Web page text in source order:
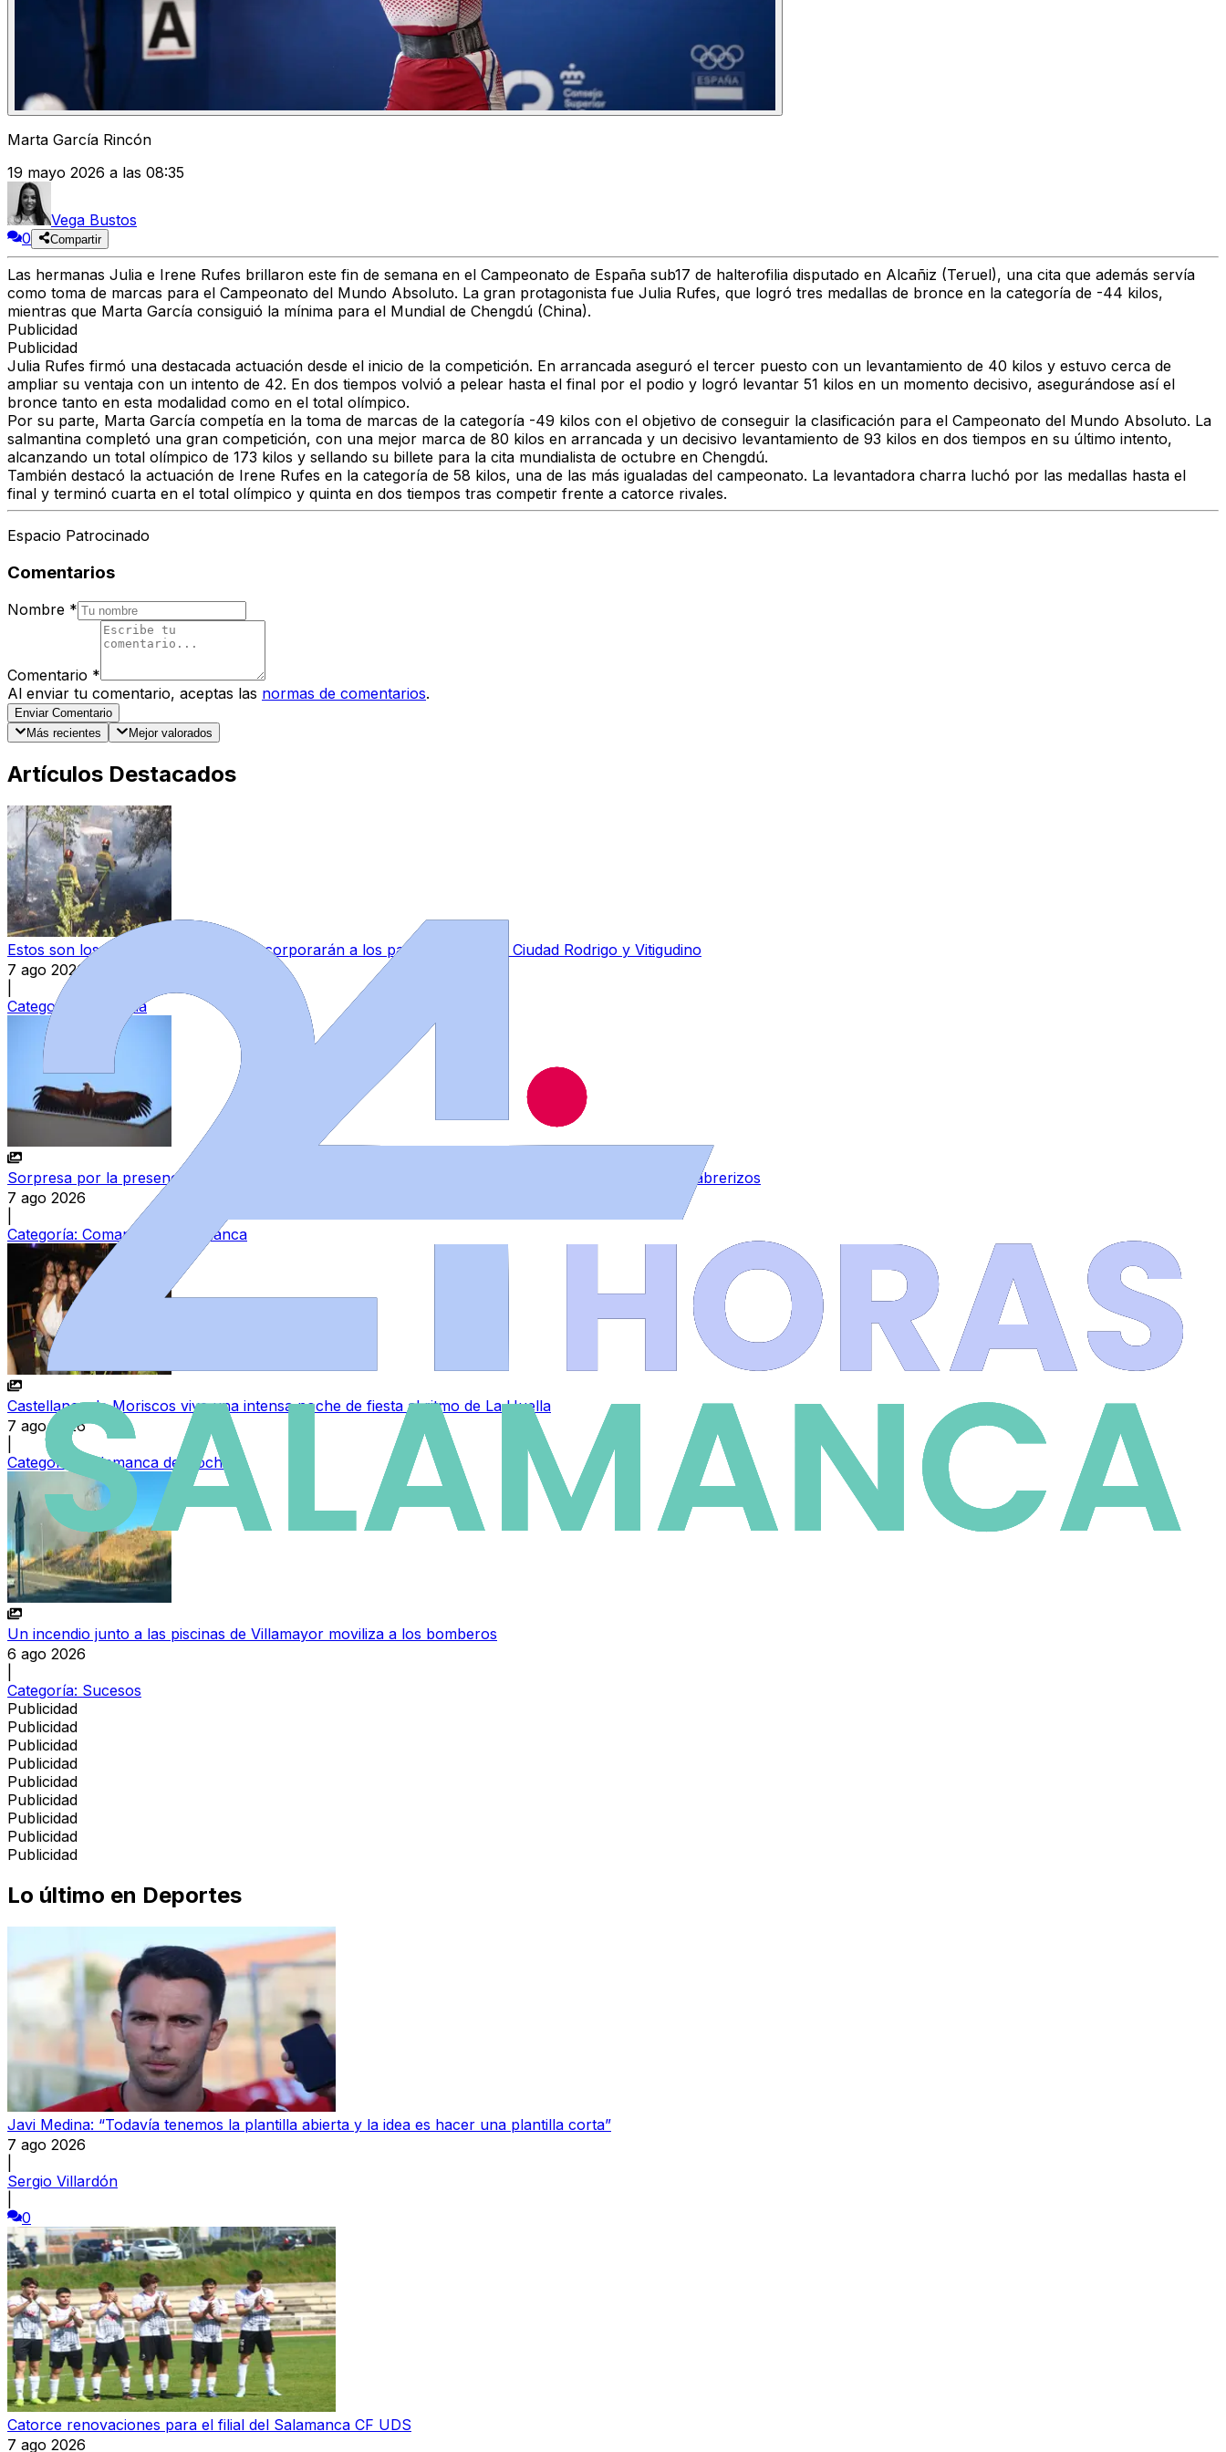
Marta García Rincón
19 mayo 2026 a las 08:35
Vega Bustos
0
Compartir
Las hermanas Julia e Irene Rufes brillaron este fin de semana en el Campeonato de España sub17 de halterofilia disputado en Alcañiz (Teruel), una cita que además servía
como toma de marcas para el Campeonato del Mundo Absoluto. La gran protagonista fue Julia Rufes, que logró tres medallas de bronce en la categoría de -44 kilos,
mientras que Marta García consiguió la mínima para el Mundial de Chengdú (China).
Publicidad
Publicidad
Julia Rufes firmó una destacada actuación desde el inicio de la competición. En arrancada aseguró el tercer puesto con un levantamiento de 40 kilos y estuvo cerca de
ampliar su ventaja con un intento de 42. En dos tiempos volvió a pelear hasta el final por el podio y logró levantar 51 kilos en un momento decisivo, asegurándose así el
bronce tanto en esta modalidad como en el total olímpico.
Por su parte, Marta García competía en la toma de marcas de la categoría -49 kilos con el objetivo de conseguir la clasificación para el Campeonato del Mundo Absoluto. La
salmantina completó una gran competición, con una mejor marca de 80 kilos en arrancada y un decisivo levantamiento de 93 kilos en dos tiempos en su último intento,
alcanzando un total olímpico de 173 kilos y sellando su billete para la cita mundialista de octubre en Chengdú.
También destacó la actuación de Irene Rufes en la categoría de 58 kilos, una de las más igualadas del campeonato. La levantadora charra luchó por las medallas hasta el
final y terminó cuarta en el total olímpico y quinta en dos tiempos tras competir frente a catorce rivales.
Espacio Patrocinado
Comentarios
Nombre *
Comentario *
Al enviar tu comentario, aceptas las normas de comentarios.
Enviar Comentario
Más recientes
Mejor valorados
Artículos Destacados
Estos son los 34 bomberos que se incorporarán a los parques de Béjar, Ciudad Rodrigo y Vitigudino
7 ago 2026
Categoría:
Provincia
Sorpresa por la presencia de un buitre leonado incapaz de remontar el vuelo en una vivienda de Cabrerizos
7 ago 2026
Categoría: Comarca de Salamanca
Castellanos de Moriscos vive una intensa noche de fiesta al ritmo de La Huella
7 ago 2026
Categoría:
Salamanca de Noche
Un incendio junto a las piscinas de Villamayor moviliza a los bomberos
6 ago 2026
Categoría: Sucesos
Publicidad
Publicidad
Publicidad
Publicidad
Publicidad
Publicidad
Publicidad
Publicidad
Publicidad
Lo último en Deportes
Javi Medina: “Todavía tenemos la plantilla abierta y la idea es hacer una plantilla corta”
7 ago 2026
Sergio Villardón
0
Catorce renovaciones para el filial del Salamanca CF UDS
7 ago 2026